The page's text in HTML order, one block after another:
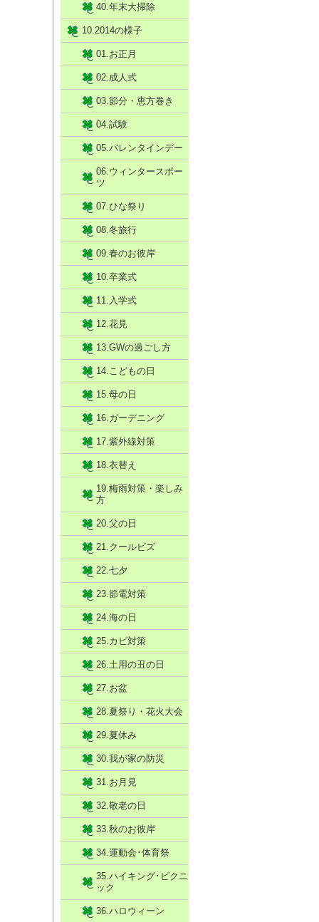
40.年末大掃除
10.2014の様子
01.お正月
02.成人式
03.節分・恵方巻き
04.試験
05.バレンタインデー
06.ウィンタースポー
ツ
07.ひな祭り
08.冬旅行
09.春のお彼岸
10.卒業式
11.入学式
12.花見
13.GWの過ごし方
14.こどもの日
15.母の日
16.ガーデニング
17.紫外線対策
18.衣替え
19.梅雨対策・楽しみ
方
20.父の日
21.クールビズ
22.七夕
23.節電対策
24.海の日
25.カビ対策
26.土用の丑の日
27.お盆
28.夏祭り・花火大会
29.夏休み
30.我が家の防災
31.お月見
32.敬老の日
33.秋のお彼岸
34.運動会･体育祭
35.ハイキング･ピクニ
ック
36.ハロウィーン